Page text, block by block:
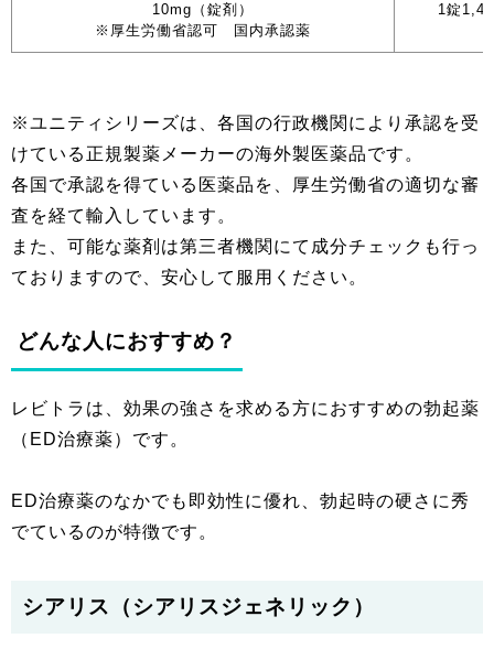
10mg（錠剤）
※厚生労働省認可 国内承認薬
1錠
※ユニティシリーズは、各国の行政機関により承認を受
けている正規製薬メーカーの海外製医薬品です。
各国で承認を得ている医薬品を、厚生労働省の適切な審
査を経て輸入しています。
また、可能な薬剤は第三者機関にて成分チェックも行っ
ておりますので、安心して服用ください。
どんな人におすすめ？
レビトラは、効果の強さを求める方におすすめの勃起薬
（ED治療薬）です。
ED治療薬のなかでも即効性に優れ、勃起時の硬さに秀
でているのが特徴です。
シアリス（シアリスジェネリック）